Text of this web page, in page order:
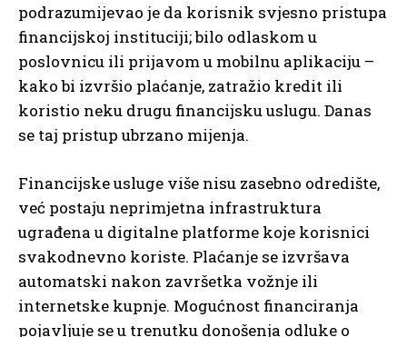
podrazumijevao je da korisnik svjesno pristupa
financijskoj instituciji; bilo odlaskom u
poslovnicu ili prijavom u mobilnu aplikaciju –
kako bi izvršio plaćanje, zatražio kredit ili
koristio neku drugu financijsku uslugu. Danas
se taj pristup ubrzano mijenja.
Financijske usluge više nisu zasebno odredište,
već postaju neprimjetna infrastruktura
ugrađena u digitalne platforme koje korisnici
svakodnevno koriste. Plaćanje se izvršava
automatski nakon završetka vožnje ili
internetske kupnje. Mogućnost financiranja
pojavljuje se u trenutku donošenja odluke o